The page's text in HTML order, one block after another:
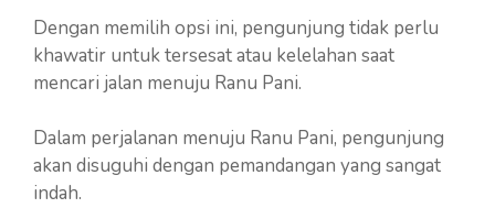
Dengan memilih opsi ini, pengunjung tidak perlu
khawatir untuk tersesat atau kelelahan saat
mencari jalan menuju Ranu Pani.
Dalam perjalanan menuju Ranu Pani, pengunjung
akan disuguhi dengan pemandangan yang sangat
indah.